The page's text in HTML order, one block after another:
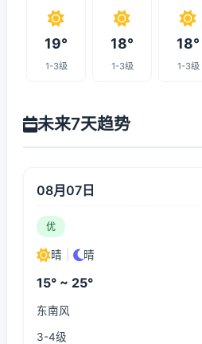
19°
1-3级
18°
1-3级
18°
1-3级
未来7天趋势
08月07日
优
晴 晴
15° ~ 25°
东南风
3-4级